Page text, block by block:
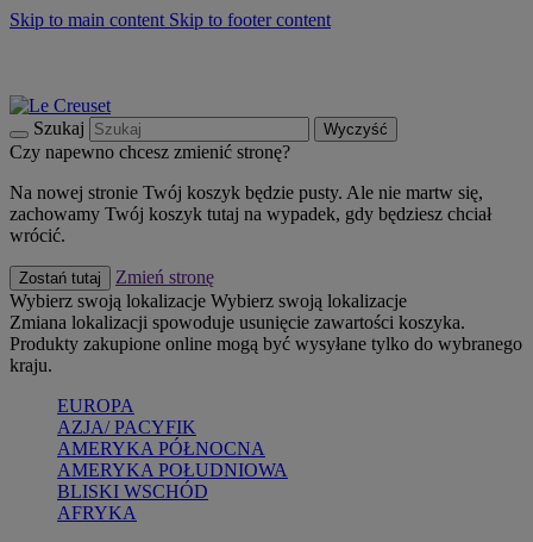
Skip to main content Skip to footer content
Szukaj Wyczyść
Czy napewno chcesz zmienić stronę?
Na nowej stronie Twój koszyk będzie pusty. Ale nie martw się,
zachowamy Twój koszyk tutaj na wypadek, gdy będziesz chciał
wrócić.
Zostań tutaj
Zmień stronę
Wybierz swoją lokalizacje Wybierz swoją lokalizacje
Zmiana lokalizacji spowoduje usunięcie zawartości koszyka.
Produkty zakupione online mogą być wysyłane tylko do wybranego
kraju.
EUROPA
AZJA/ PACYFIK
AMERYKA PÓŁNOCNA
AMERYKA POŁUDNIOWA
BLISKI WSCHÓD
AFRYKA